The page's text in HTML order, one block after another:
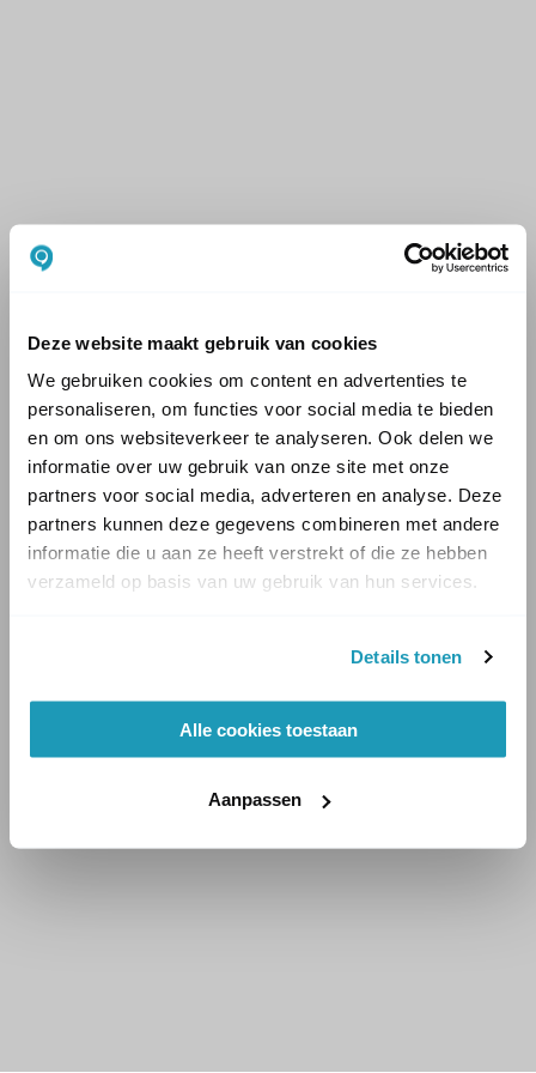
Deze website maakt gebruik van cookies
We gebruiken cookies om content en advertenties te
personaliseren, om functies voor social media te bieden
en om ons websiteverkeer te analyseren. Ook delen we
informatie over uw gebruik van onze site met onze
partners voor social media, adverteren en analyse. Deze
partners kunnen deze gegevens combineren met andere
informatie die u aan ze heeft verstrekt of die ze hebben
verzameld op basis van uw gebruik van hun services.
Details tonen
Alle cookies toestaan
Aanpassen